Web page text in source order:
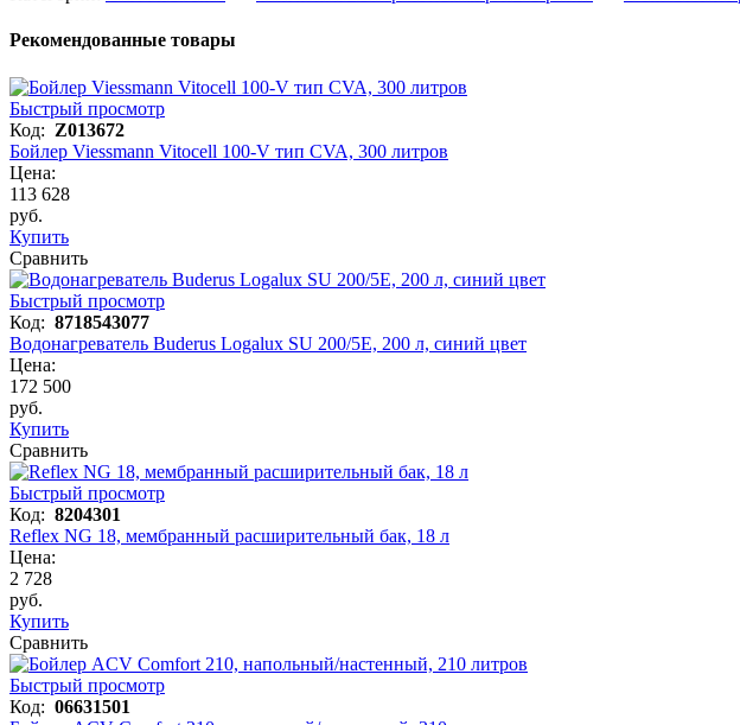
Рекомендованные товары
Быстрый просмотр
Код: Z013672
Бойлер Viessmann Vitocell 100-V тип CVA, 300 литров
Цена:
113 628
руб.
Купить
Сравнить
Быстрый просмотр
Код: 8718543077
Водонагреватель Buderus Logalux SU 200/5Е, 200 л, синий цвет
Цена:
172 500
руб.
Купить
Сравнить
Быстрый просмотр
Код: 8204301
Reflex NG 18, мембранный расширительный бак, 18 л
Цена:
2 728
руб.
Купить
Сравнить
Быстрый просмотр
Код: 06631501